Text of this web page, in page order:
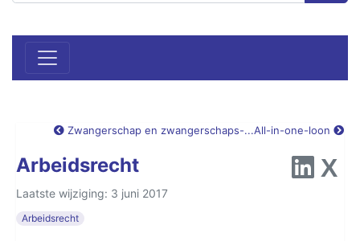
Zwangerschap en zwangerschaps-...All-in-one-loon
Arbeidsrecht
Laatste wijziging: 3 juni 2017
Arbeidsrecht